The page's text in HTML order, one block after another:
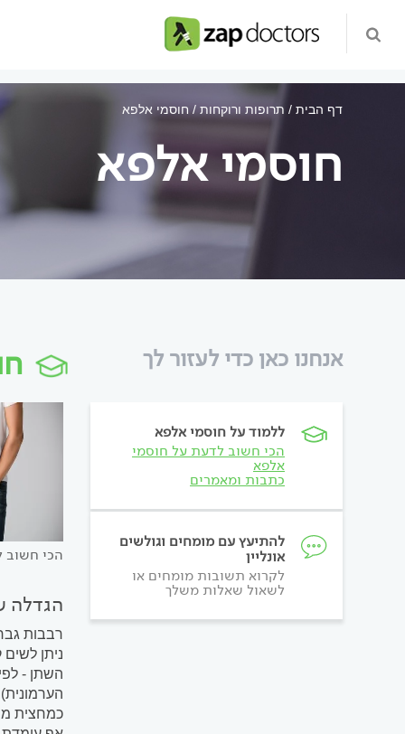
דף הבית תרופות ורוקחות חוסמי אלפא
חוסמי אלפא
אנחנו כאן כדי לעזור לך
ללמוד על חוסמי אלפא
הכי חשוב לדעת על חוסמי
אלפא
כתבות ומאמרים
להתיעץ עם מומחים וגולשים
אונליין
לקרוא תשובות מומחים או
לשאול שאלות משלך
הכי חשוב
הגדלה
רבבות
ניתן